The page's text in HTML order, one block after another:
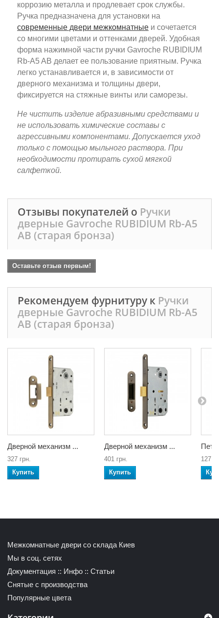
коррозию металла и продлевает срок службы.
Ручка предназначена для установки на
современные двери межкомнатные и сочетается
со многими цветами и оттенками дверей. Удобная
форма нажимной части ручки Gavroche RUBIDIUM
Rb-A5 AB делает ее пользование приятным. Ручка
легко устанавливается и, в зависимости от
дверного механизма и толщины двери,
фиксируется на стяжные винты или саморезы.
Не чистить изделие абразивными средствами и
не использовать химические составы с
агрессивными компонентами. Допускается уход
только с помощью мыльного раствора. При
необходимости протирать сухой мягкой
салфеткой.
Отзывы покупателей о Ручки
дверные Gavroche RUBIDIUМ Rb-А5
AB (старая бронза)
Оставьте отзыв первым!
Рекомендуем фурнитуру к Ручки
дверные Gavroche RUBIDIUМ Rb-А5
AB (старая бронза)
Дверной механизм ...
327 грн.
Купить
Дверной механизм ...
401 грн.
Купить
127
Межкомнатные двери со склада Киев
Мы в соц. сетях
Документация :: Инфо :: Статьи
Снятые с производства
Популярные цвета